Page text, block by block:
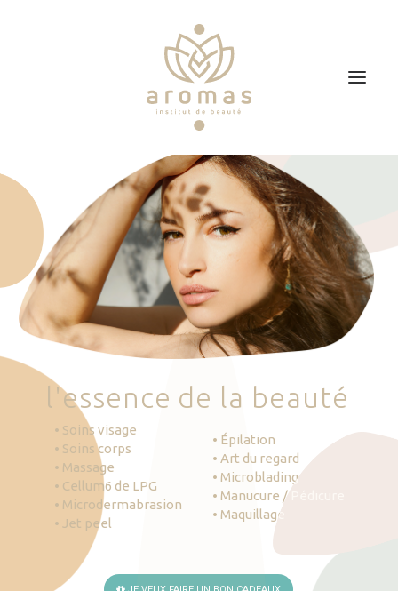
Soins
Je veux faire un bon cadeau
Plan d’accès
Prendre RDV
'essence de la beauté
• Soins visage
• Soins corps
• Massage
• Cellum6 de LPG
• Microdermabrasion
• Jet peel
• Épilation
• Art du regard
• Microblading
• Manucure / Pédicure
• Maquillage